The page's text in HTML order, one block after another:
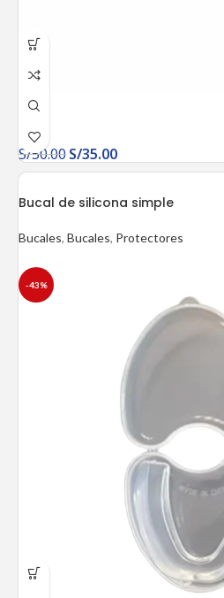
S/50.00S/35.00
-43%
Bucal de silicona simple
Bucales, Bucales, Protectores